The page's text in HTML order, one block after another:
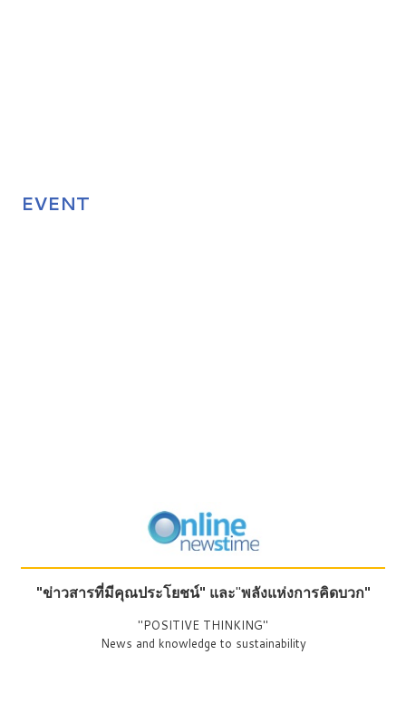
EVENT
"ข่าวสารที่มีคุณประโยชน์" และ"พลังแห่งการคิดบวก"
"POSITIVE THINKING"
News and knowledge to sustainability